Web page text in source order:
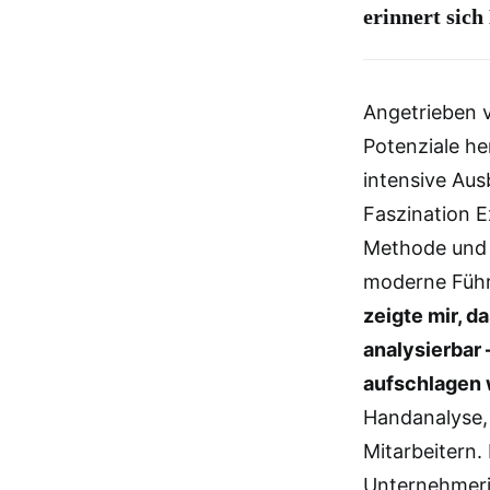
erinnert sich
Angetrieben
Potenziale
intensive
Faszination
Methode
moderne
zeigte mir,
analysierbar
aufschlagen
Mitarbeitern.